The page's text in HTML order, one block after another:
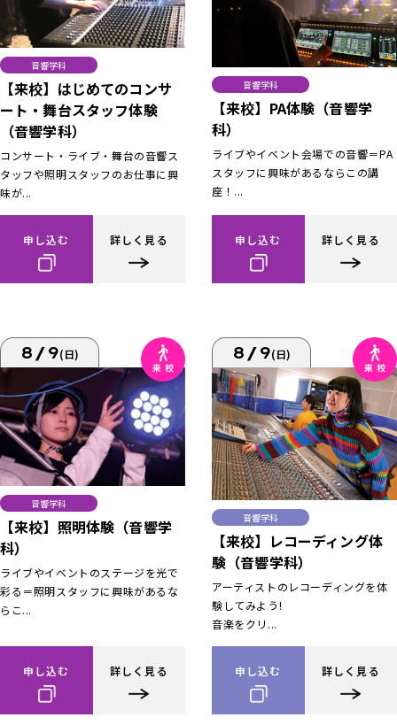
音響学科
【来校】はじめてのコンサ
ート・舞台スタッフ体験
（音響学科）
コンサート・ライブ・舞台の音響ス
タッフや照明スタッフのお仕事に興
味が...
申し込む 詳しく見る
音響学科
【来校】PA体験（音響学
科）
ライブやイベント会場での音響＝PA
スタッフに興味があるならこの講
座！...
申し込む 詳しく見る
8/9(日)
音響学科
【来校】照明体験（音響学
科）
ライブやイベントのステージを光で
彩る＝照明スタッフに興味があるな
らこ...
申し込む 詳しく見る
8/9(日)
音響学科
【来校】レコーディング体
験（音響学科）
アーティストのレコーディングを体
験してみよう!
音楽をクリ...
申し込む 詳しく見る